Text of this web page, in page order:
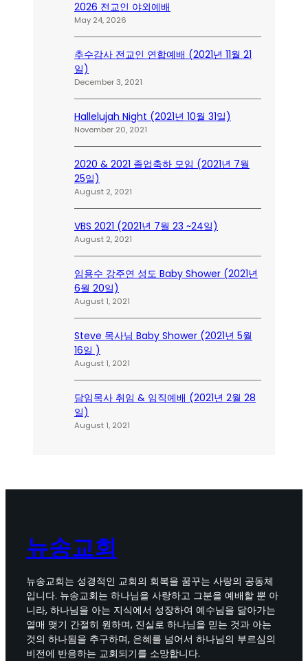
2026 전교인 야외예배
May 24, 2026
추수감사 전교인 연합예배 (2021년 11월 21
일)
December 3, 2021
Hallelujah Night (2021년 10월 31일)
November 20, 2021
2020 & 2021 졸업축하 모임 (2021년 7월
25일)
August 2, 2021
VBS 2021 (2021년 7월 23 ~24일)
August 2, 2021
임용수 강주연 성도 Baby Shower (2021년
6월 20일)
August 1, 2021
Steve 목사님 Baby Shower (2021년 5월
16일 )
August 1, 2021
담임목사 취임 & 임직예배 (2021년 2월 28
일)
August 1, 2021
뉴송교회
뉴송교회는 성경적인 교회의 회복을 꿈꾸는 사랑의 공동체
입니다. 뉴송교회는 하나님을 사랑하고 그분을 예배할 뿐 아
니라, 하나님을 아는 지식에서 성장하여 예수님을 닮아가는
열매 맺기 간절히 원하며, 진실로 하나님을 믿는 것과 아는
것의 하나됨을 추구하며, 은혜를 넘어서 하나님의 부르심의
비전에 반응하는 교회되기를 소망합니다.